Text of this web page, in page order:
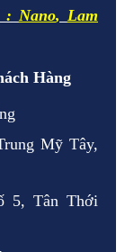
: Nano, Lam
Hàng
Mỹ Tây,
5, Tân Thới